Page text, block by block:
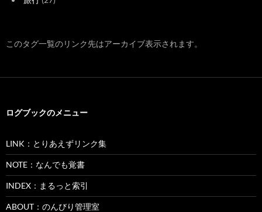
このタグ一覧のリンク先はアーカイブ表示されます。
ログブックのメニュー
LINK：とりあえずリンク集
NOTE：なんでも覚書
INDEX：まるっと索引
ABOUT：のんびり管理室